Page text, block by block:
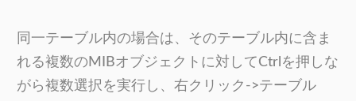
同一テーブル内の場合は、そのテーブル内に含ま
れる複数のMIBオブジェクトに対してCtrlを押しな
がら複数選択を実行し、右クリック->テーブル